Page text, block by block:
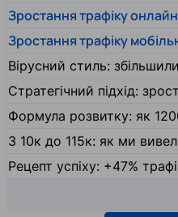
Зростання трафіку
Зростання трафіку
Вірусний стиль:
Стратегічний підхід:
Формула розвитку: як
З 10к до 115к: як ми
Рецепт успіху: +47%